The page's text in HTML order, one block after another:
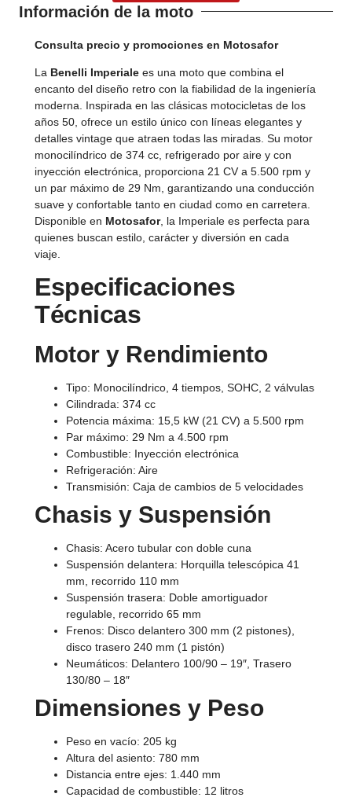
Información de la moto
Consulta precio y promociones en Motosafor
La Benelli Imperiale es una moto que combina el
encanto del diseño retro con la fiabilidad de la ingeniería
moderna. Inspirada en las clásicas motocicletas de los
años 50, ofrece un estilo único con líneas elegantes y
detalles vintage que atraen todas las miradas. Su motor
monocilíndrico de 374 cc, refrigerado por aire y con
inyección electrónica, proporciona 21 CV a 5.500 rpm y
un par máximo de 29 Nm, garantizando una conducción
suave y confortable tanto en ciudad como en carretera.
Disponible en Motosafor, la Imperiale es perfecta para
quienes buscan estilo, carácter y diversión en cada
viaje.
Especificaciones
Técnicas
Motor y Rendimiento
Tipo: Monocilíndrico, 4 tiempos, SOHC, 2 válvulas
Cilindrada: 374 cc
Potencia máxima: 15,5 kW (21 CV) a 5.500 rpm
Par máximo: 29 Nm a 4.500 rpm
Combustible: Inyección electrónica
Refrigeración: Aire
Transmisión: Caja de cambios de 5 velocidades
Chasis y Suspensión
Chasis: Acero tubular con doble cuna
Suspensión delantera: Horquilla telescópica 41
mm, recorrido 110 mm
Suspensión trasera: Doble amortiguador
regulable, recorrido 65 mm
Frenos: Disco delantero 300 mm (2 pistones),
disco trasero 240 mm (1 pistón)
Neumáticos: Delantero 100/90 – 19″, Trasero
130/80 – 18″
Dimensiones y Peso
Peso en vacío: 205 kg
Altura del asiento: 780 mm
Distancia entre ejes: 1.440 mm
Capacidad de combustible: 12 litros